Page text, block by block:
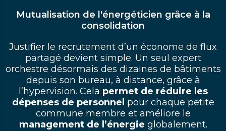
Mutualisation de l'énergéticien grâce à la
consolidation
Justifier le recrutement d’un économe de flux
partagé devient simple. Un seul expert
orchestre désormais des dizaines de bâtiments
depuis son bureau, à distance, grâce à
l’hypervision. Cela permet de réduire les
dépenses de personnel pour chaque petite
commune membre et améliore le
management de l’énergie globalement.